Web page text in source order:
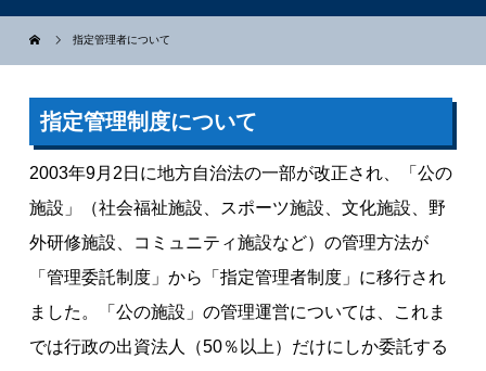
指定管理者について
指定管理制度について
2003年9月2日に地方自治法の一部が改正され、「公の
施設」（社会福祉施設、スポーツ施設、文化施設、野
外研修施設、コミュニティ施設など）の管理方法が
「管理委託制度」から「指定管理者制度」に移行され
ました。 「公の施設」の管理運営については、これま
では行政の出資法人（50％以上）だけにしか委託する